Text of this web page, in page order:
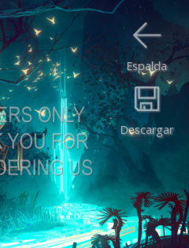
Descargar
Espalda